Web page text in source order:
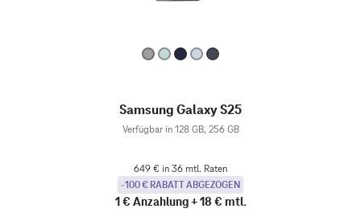
Samsung Galaxy S25
Verfügbar in 128 GB, 256 GB
649 € in 36 mtl. Raten
-100 € RABATT ABGEZOGEN
1 € Anzahlung+18 € mtl.